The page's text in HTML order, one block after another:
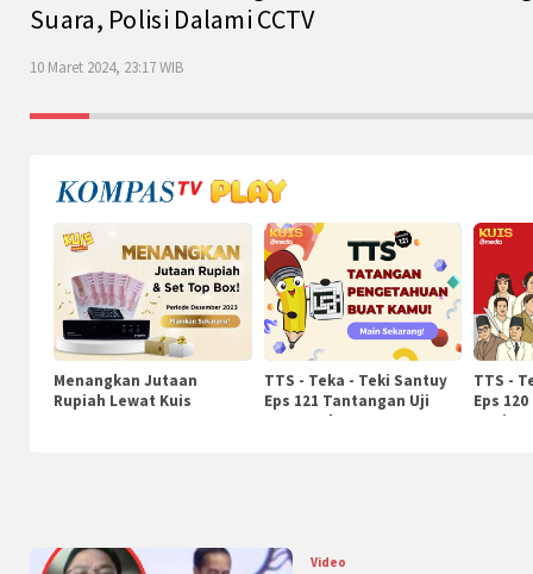
Suara, Polisi Dalami CCTV
10 Maret 2024, 23:17 WIB
Menangkan Jutaan
Rupiah Lewat Kuis
TTS - Teka - Teki Santuy
Eps 121 Tantangan Uji
Pengetahuan
TTS -
Eps
Video